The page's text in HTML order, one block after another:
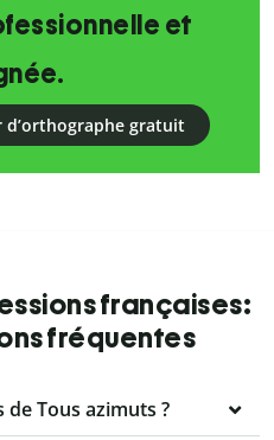
et
d’orthographe gratuit
françaises:
fréquentes
Tous azimuts ?